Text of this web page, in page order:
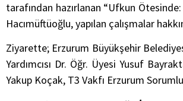
tarafından hazırlanan “Ufkun
Hacımüftüoğlu, yapılan çalışmalar
Ziyarette; Erzurum Büyükşehir
Yardımcısı Dr. Öğr. Üyesi Yusuf
Yakup Koçak, T3 Vakfı Erzurum